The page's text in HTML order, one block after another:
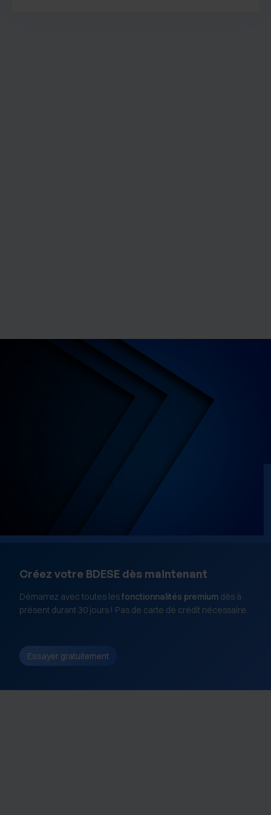
Créez votre BDESE dès maintenant
Démarrez avec toutes lesfonctionnalités premium dès à
présent durant 30 jours ! Pas de carte de crédit nécessaire.
Essayer gratuitement